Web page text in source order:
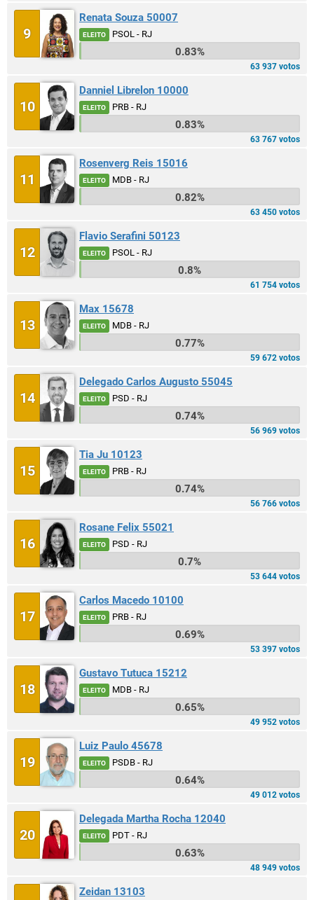
9
Renata Souza 50007
ELEITO PSOL - RJ
0.83%
63 937 votos
10
Danniel Librelon 10000
ELEITO PRB - RJ
0.83%
63 767 votos
11
Rosenverg Reis 15016
ELEITO MDB - RJ
0.82%
63 450 votos
12
Flavio Serafini 50123
ELEITO PSOL - RJ
0.8%
61 754 votos
13
Max 15678
ELEITO MDB - RJ
0.77%
59 672 votos
14
Delegado Carlos Augusto 55045
ELEITO PSD - RJ
0.74%
56 969 votos
15
Tia Ju 10123
ELEITO PRB - RJ
0.74%
56 766 votos
16
Rosane Felix 55021
ELEITO PSD - RJ
0.7%
53 644 votos
17
Carlos Macedo 10100
ELEITO PRB - RJ
0.69%
53 397 votos
18
Gustavo Tutuca 15212
ELEITO MDB - RJ
0.65%
49 952 votos
19
Luiz Paulo 45678
ELEITO PSDB - RJ
0.64%
49 012 votos
20
Delegada Martha Rocha 12040
ELEITO PDT - RJ
0.63%
48 949 votos
Zeidan 13103